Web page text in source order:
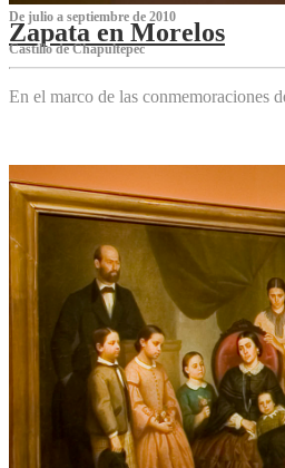
De julio a septiembre de 2010
Zapata en Morelos
Castillo de Chapultepec
En el marco de las